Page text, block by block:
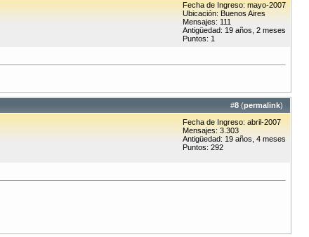
Fecha de Ingreso: mayo-2007
Ubicación: Buenos Aires
Mensajes: 111
Antigüedad: 19 años, 2 meses
Puntos: 1
#8 (permalink)
Fecha de Ingreso: abril-2007
Mensajes: 3.303
Antigüedad: 19 años, 4 meses
Puntos: 292